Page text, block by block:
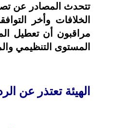
تتحدث المصادر عن
الخلافات وأخر
مراقبون أن تعطيل
المستوى التنظيمي
الهيئة تعتذر عن